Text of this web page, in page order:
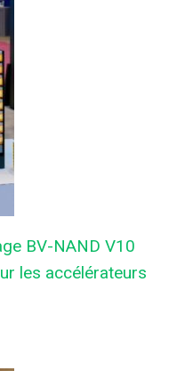
BV-NAND V10
les accélérateurs